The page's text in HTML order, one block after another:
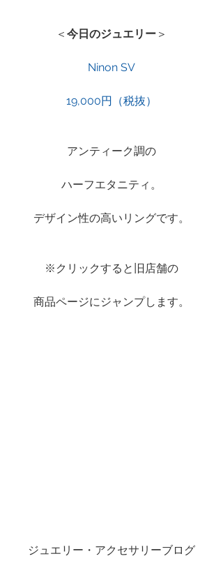
＜ 今日のジュエリー ＞
Ninon SV
19,000円（税抜）
アンティーク調の
ハーフエタニティ。
デザイン性の高いリングです。
※クリックすると旧店舗の
商品ページにジャンプします。
ジュエリー・アクセサリーブログ